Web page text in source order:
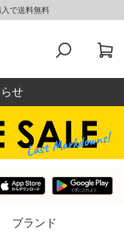
で送料無料
せ
ブランド